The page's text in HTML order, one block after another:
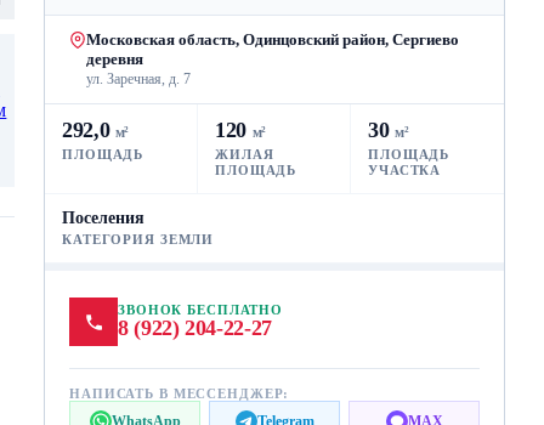
Московская область, Одинцовский район, Сергиево
деревня
ул. Заречная, д. 7
292,0 м²
ПЛОЩАДЬ
120 м²
ЖИЛАЯ
ПЛОЩАДЬ
30 м²
ПЛОЩАДЬ
УЧАСТКА
Поселения
КАТЕГОРИЯ ЗЕМЛИ
ЗВОНОК БЕСПЛАТНО
8 (922) 204-22-27
НАПИСАТЬ В МЕССЕНДЖЕР:
WhatsApp Telegram MAX